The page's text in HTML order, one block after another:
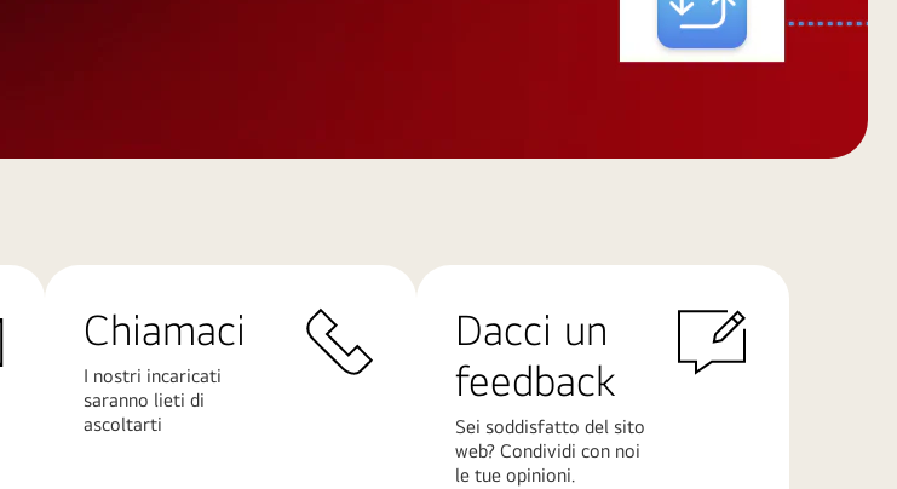
Chiamaci
I nostri incaricati
saranno lieti di
ascoltarti
Dacci un
feedback
Sei soddisfatto del sito
web? Condividi con noi
le tue opinioni.